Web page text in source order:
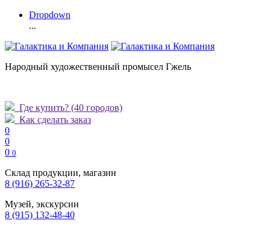
Dropdown
...
Народный художественный промысел Гжель
Где купить? (40 городов)
Как сделать заказ
0
0
0 0
Склад продукции, магазин
8 (916) 265-32-87
Музей, экскурсии
8 (915) 132-48-40